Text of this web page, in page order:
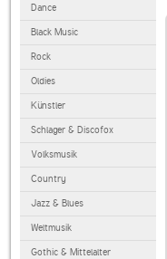
Dance
Black Music
Rock
Oldies
Künstler
Schlager & Discofox
Volksmusik
Country
Jazz & Blues
Weltmusik
Gothic & Mittelalter